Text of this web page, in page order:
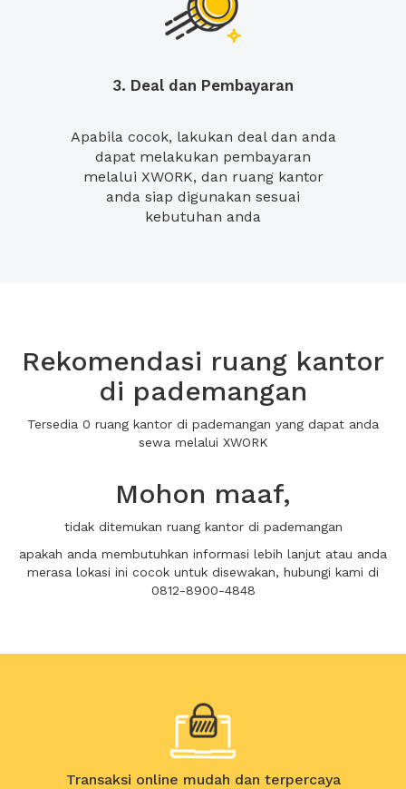
3. Deal dan Pembayaran
Apabila cocok, lakukan deal dan anda
dapat melakukan pembayaran
melalui XWORK, dan ruang kantor
anda siap digunakan sesuai
kebutuhan anda
Rekomendasi ruang kantor
di pademangan
Tersedia 0 ruang kantor di pademangan yang dapat anda
sewa melalui XWORK
Mohon maaf,
tidak ditemukan ruang kantor di pademangan
apakah anda membutuhkan informasi lebih lanjut atau anda
merasa lokasi ini cocok untuk disewakan, hubungi kami di
0812-8900-4848
Transaksi online mudah dan terpercaya